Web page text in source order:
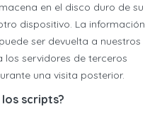
en el disco duro de su
dispositivo. La información
ser devuelta a nuestros
los servidores de terceros
una visita posterior.
los scripts?